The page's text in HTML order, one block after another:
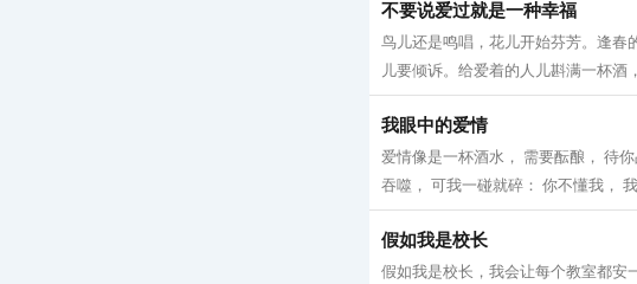
不要说爱过就是一种幸福
鸟儿还是鸣唱，花儿开始芬芳。逢春
儿要倾诉。给爱着的人儿斟满一杯酒
我眼中的爱情
爱情像是一杯酒水， 需要酝酿， 待
吞噬， 可我一碰就碎： 你不懂我，
假如我是校长
假如我是校长，我会让每个教室都安